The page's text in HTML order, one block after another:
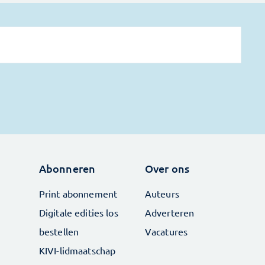
Abonneren
Print abonnement
Digitale edities los
bestellen
KIVI-lidmaatschap
Over ons
Auteurs
Adverteren
Vacatures